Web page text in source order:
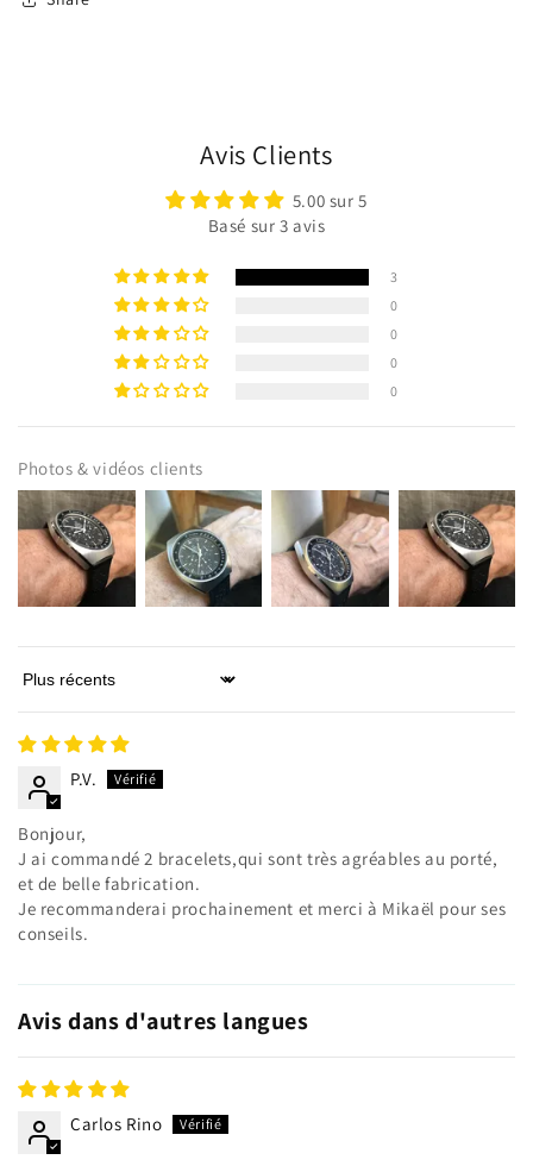
Avis Clients
5.00 sur 5
Basé sur 3 avis
3
0
0
0
0
Photos & vidéos clients
Sort by
P.V.
Bonjour,
J ai commandé 2 bracelets,qui sont très agréables au porté,
et de belle fabrication.
Je recommanderai prochainement et merci à Mikaël pour ses
conseils.
Avis dans d'autres langues
Carlos Rino
Connexion requise
Connectez-vous à votre compte pour ajouter des
articles précédemment enregistrés.